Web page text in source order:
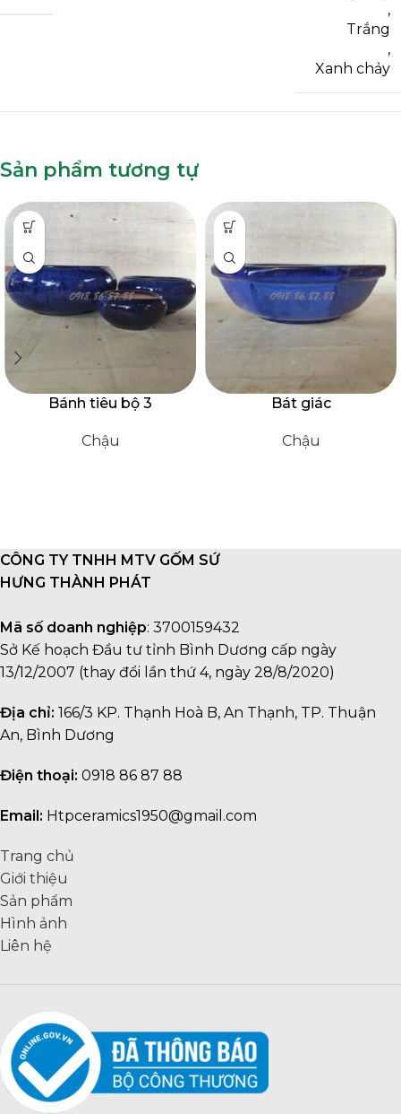
,
Trắng
,
Xanh chảy
Sản phẩm tương tự
Bánh tiêu bộ 3
Chậu
Bát giác
Chậu
CÔNG TY TNHH MTV GỐM SỨ
HƯNG THÀNH PHÁT
Mã số doanh nghiệp: 3700159432
Sở Kế hoạch Đầu tư tỉnh Bình Dương cấp ngày
13/12/2007 (thay đổi lần thứ 4, ngày 28/8/2020)
Địa chỉ: 166/3 KP. Thạnh Hoà B, An Thạnh, TP. Thuận
An, Bình Dương
Điện thoại: 0918 86 87 88
Email: Htpceramics1950@gmail.com
Trang chủ
Giới thiệu
Sản phẩm
Hình ảnh
Liên hệ